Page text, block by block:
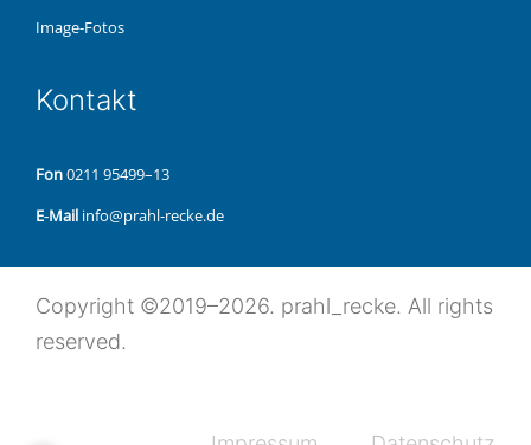
Image-Fotos
Kon­takt
Fon0211 95499–13
E‑Mail info@prahl-recke.de
Copy­right ©2019–2026. prahl_recke. All rights
reserved.